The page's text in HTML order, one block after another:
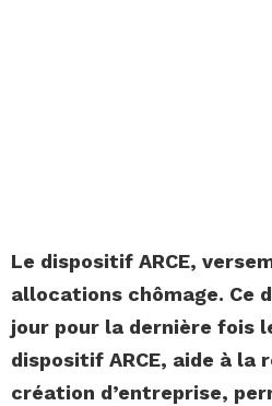
Le dispositif ARCE,
allocations chômage. Ce
jour pour la dernière fois
dispositif ARCE, aide à la
création d’entreprise,